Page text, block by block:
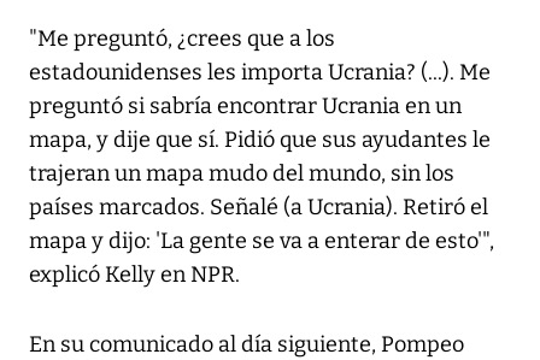
"Me preguntó, ¿crees que a los
estadounidenses les importa Ucrania? (...). Me
preguntó si sabría encontrar Ucrania en un
mapa, y dije que sí. Pidió que sus ayudantes le
trajeran un mapa mudo del mundo, sin los
países marcados. Señalé (a Ucrania). Retiró el
mapa y dijo: 'La gente se va a enterar de esto'",
explicó Kelly en NPR.
En su comunicado al día siguiente, Pompeo